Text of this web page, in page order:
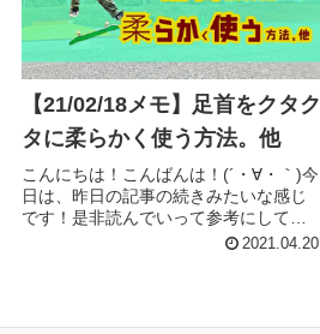
【21/02/18メモ】足首をクタク
タに柔らかく使う方法。他
こんにちは！こんばんは！(´・∀・｀)今
日は、昨日の記事の続きみたいな感じ
です！是非読んでいって参考にしてみ
てくださいなぁ！足首をクタクタに柔
2021.04.20